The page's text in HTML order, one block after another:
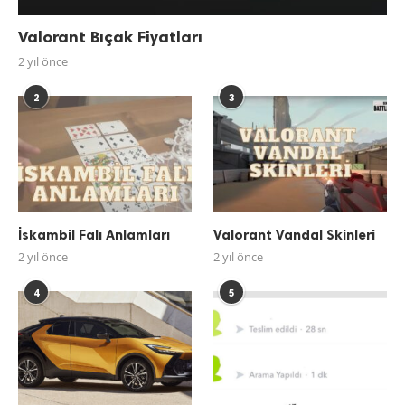
Valorant Bıçak Fiyatları
2 yıl önce
2
İskambil Falı Anlamları
2 yıl önce
3
Valorant Vandal Skinleri
2 yıl önce
4 5